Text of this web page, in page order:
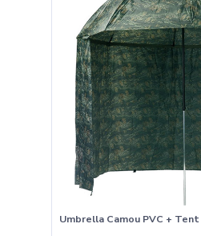
Umbrella Camou PVC + Tent